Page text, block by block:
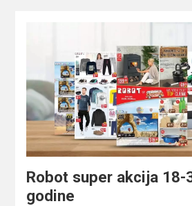
Robot super akcija 18-
godine